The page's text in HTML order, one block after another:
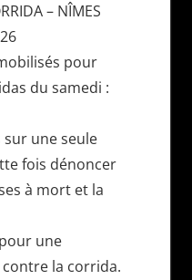
– NÎMES
pour
du samedi :
une seule
fois dénoncer
à mort et la
une
la corrida.